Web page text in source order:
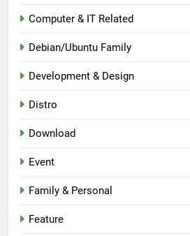
Computer & IT Related
Debian/Ubuntu Family
Development & Design
Distro
Download
Event
Family & Personal
Feature